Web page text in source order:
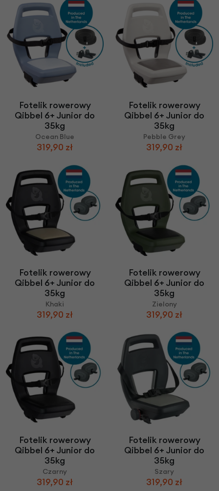
Fotelik rowerowy
Qibbel 6+ Junior do
35kg
Ocean Blue
319,90 zł
Fotelik rowerowy
Qibbel 6+ Junior do
35kg
Pebble Grey
319,90 zł
Fotelik rowerowy
Qibbel 6+ Junior do
35kg
Khaki
319,90 zł
Fotelik rowerowy
Qibbel 6+ Junior do
35kg
Zielony
319,90 zł
Fotelik rowerowy
Qibbel 6+ Junior do
35kg
Czarny
319,90 zł
Fotelik rowerowy
Qibbel 6+ Junior do
35kg
Szary
319,90 zł